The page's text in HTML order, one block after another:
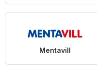
Mentavill